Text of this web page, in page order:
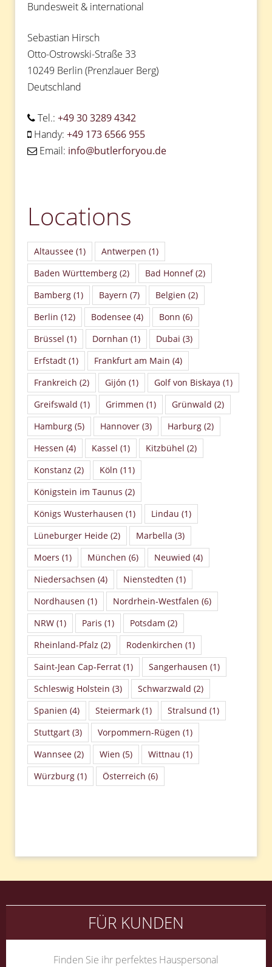
Bundesweit & international
Sebastian Hirsch
Otto-Ostrowski-Straße 33
10249 Berlin (Prenzlauer Berg)
Deutschland
Tel.: +49 30 3289 4342
Handy: +49 173 6566 955
Email: info@butlerforyou.de
Locations
Altaussee (1) Antwerpen (1)
Baden Württemberg (2) Bad Honnef(2)
Bamberg (1) Bayern (7) Belgien (2)
Berlin (12) Bodensee (4) Bonn (6)
Brüssel (1) Dornhan (1) Dubai (3)
Erfstadt (1) Frankfurt am Main (4)
Frankreich (2) Gijón (1) Golf von Biskaya (1)
Greifswald (1) Grimmen (1) Grünwald (2)
Hamburg (5) Hannover (3) Harburg (2)
Hessen (4) Kassel (1) Kitzbühel (2)
Konstanz (2) Köln (11)
Königstein im Taunus (2)
Königs Wusterhausen (1) Lindau (1)
Lüneburger Heide (2) Marbella (3)
Moers (1) München (6) Neuwied (4)
Niedersachsen (4) Nienstedten (1)
Nordhausen (1) Nordrhein-Westfalen (6)
NRW (1) Paris (1) Potsdam (2)
Rheinland-Pfalz (2) Rodenkirchen (1)
Saint-Jean Cap-Ferrat (1) Sangerhausen (1)
Schleswig Holstein (3) Schwarzwald (2)
Spanien (4) Steiermark (1) Stralsund (1)
Stuttgart (3) Vorpommern-Rügen (1)
Wannsee (2) Wien (5) Wittnau (1)
Würzburg (1) Österreich (6)
FÜR KUNDEN
Finden Sie ihr perfektes Hauspersonal